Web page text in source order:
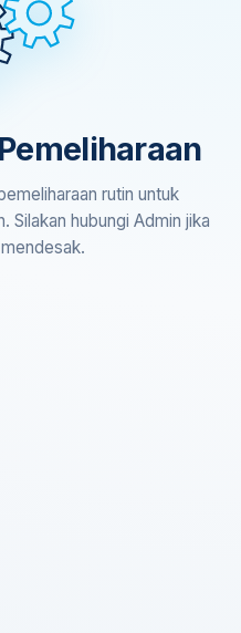
rutin untuk
Silakan hubungi Admin jika